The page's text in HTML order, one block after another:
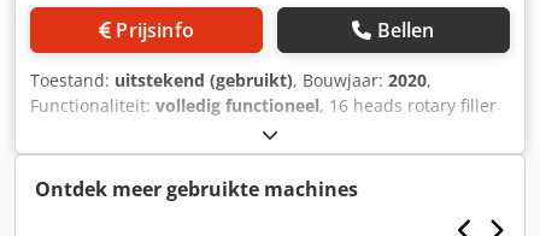
Prijsinfo Bellen
Toestand: uitstekend (gebruikt), Bouwjaar: 2020,
Functionaliteit: volledig functioneel, 16 heads rotary filler
with 2 checkweighers year: 2020 Dodpfx Amezlhy Hs Esck
Ontdek meer gebruikte machines